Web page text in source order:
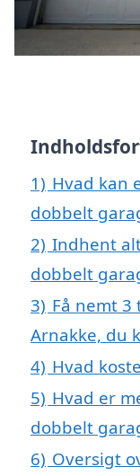
1) Hvad kan
dobbelt
2) Indhent
dobbelt
3) Få nemt
Arnakke, du
4) Hvad
5) Hvad er
dobbelt
6) Oversigt